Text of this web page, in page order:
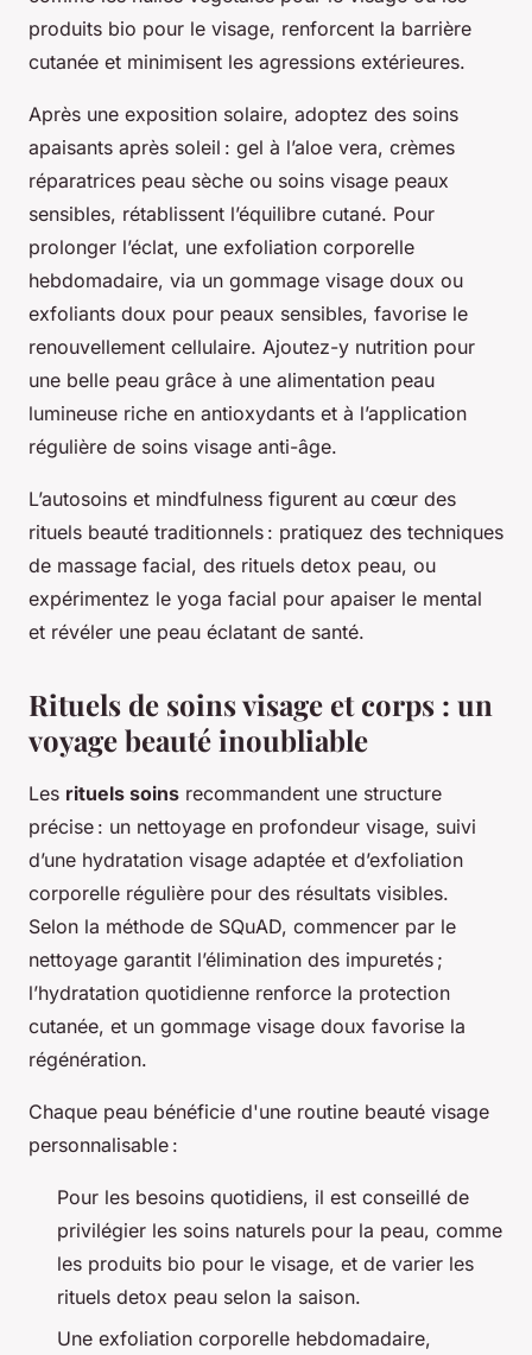
produits bio pour le visage, renforcent la barrière
cutanée et minimisent les agressions extérieures.
Après une exposition solaire, adoptez des soins
apaisants après soleil : gel à l’aloe vera, crèmes
réparatrices peau sèche ou soins visage peaux
sensibles, rétablissent l’équilibre cutané. Pour
prolonger l’éclat, une exfoliation corporelle
hebdomadaire, via un gommage visage doux ou
exfoliants doux pour peaux sensibles, favorise le
renouvellement cellulaire. Ajoutez-y nutrition pour
une belle peau grâce à une alimentation peau
lumineuse riche en antioxydants et à l’application
régulière de soins visage anti-âge.
L’autosoins et mindfulness figurent au cœur des
rituels beauté traditionnels : pratiquez des techniques
de massage facial, des rituels detox peau, ou
expérimentez le yoga facial pour apaiser le mental
et révéler une peau éclatant de santé.
Rituels de soins visage et corps : un
voyage beauté inoubliable
Les rituels soins recommandent une structure
précise : un nettoyage en profondeur visage, suivi
d’une hydratation visage adaptée et d’exfoliation
corporelle régulière pour des résultats visibles.
Selon la méthode de SQuAD, commencer par le
nettoyage garantit l’élimination des impuretés ;
l’hydratation quotidienne renforce la protection
cutanée, et un gommage visage doux favorise la
régénération.
Chaque peau bénéficie d'une routine beauté visage
personnalisable :
Pour les besoins quotidiens, il est conseillé de
privilégier les soins naturels pour la peau, comme
les produits bio pour le visage, et de varier les
rituels detox peau selon la saison.
Une exfoliation corporelle hebdomadaire,